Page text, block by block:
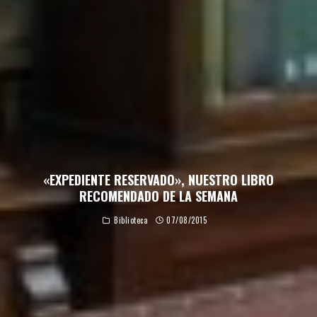
«EXPEDIENTE RESERVADO», NUESTRO LIBRO
RECOMENDADO DE LA SEMANA
Biblioteca 07/08/2015